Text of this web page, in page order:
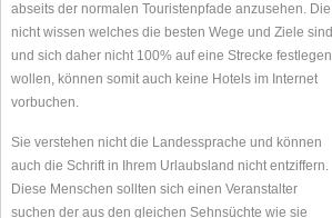
abseits der normalen Touristenpfade anzusehen. Die
nicht wissen welches die besten Wege und Ziele sind
und sich daher nicht 100% auf eine Strecke festlegen
wollen, können somit auch keine Hotels im Internet
vorbuchen.
Sie verstehen nicht die Landessprache und können
auch die Schrift in Ihrem Urlaubsland nicht entziffern.
Diese Menschen sollten sich einen Veranstalter
suchen der aus den gleichen Sehnsüchte wie sie